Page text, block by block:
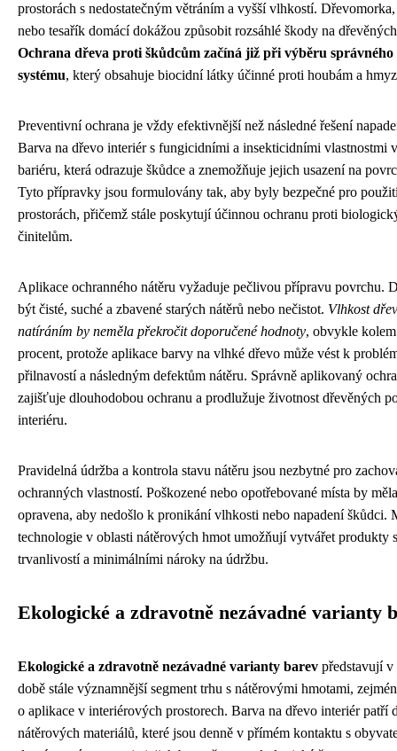
prostorách s nedostatečným větráním a vyšší vlhkostí.
nebo tesařík domácí dokážou způsobit rozsáhlé škody na
Ochrana dřeva proti škůdcům začíná již při výběru správného
systému, který obsahuje biocidní látky účinné proti houbám a
Preventivní ochrana je vždy efektivnější než následné řešení
Barva na dřevo interiér s fungicidními a insekticidními vlastnostmi
bariéru, která odrazuje škůdce a znemožňuje jejich usazení na
Tyto přípravky jsou formulovány tak, aby byly bezpečné pro
prostorách, přičemž stále poskytují účinnou ochranu proti
činitelům.
Aplikace ochranného nátěru vyžaduje pečlivou přípravu povrchu.
být čisté, suché a zbavené starých nátěrů nebo nečistot. Vlhkost
natíráním by neměla překročit doporučené hodnoty, obvykle
procent, protože aplikace barvy na vlhké dřevo může vést k
přilnavostí a následným defektům nátěru. Správně aplikovaný
zajišťuje dlouhodobou ochranu a prodlužuje životnost dřevěných
interiéru.
Pravidelná údržba a kontrola stavu nátěru jsou nezbytné pro
ochranných vlastností. Poškozené nebo opotřebované místa by
opravena, aby nedošlo k pronikání vlhkosti nebo napadení škůdci.
technologie v oblasti nátěrových hmot umožňují vytvářet produkty
trvanlivostí a minimálními nároky na údržbu.
Ekologické a zdravotně nezávadné varianty
Ekologické a zdravotně nezávadné varianty barev představují v
době stále významnější segment trhu s nátěrovými hmotami,
o aplikace v interiérových prostorech. Barva na dřevo interiér patří
nátěrových materiálů, které jsou denně v přímém kontaktu s